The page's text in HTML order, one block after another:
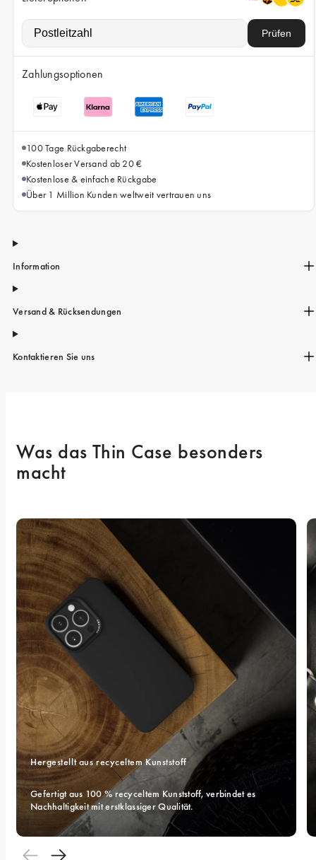
iPhone 15
iPhone 14
iPhone 13 Pro
iPhone 13
Alle Handymodelle
Prüfen
Zahlungsoptionen
100 Tage Rückgaberecht
Kostenloser Versand ab 20 €
Kostenlose & einfache Rückgabe
Über 1 Million Kunden weltweit vertrauen uns
Information
Versand & Rücksendungen
Kontaktieren Sie uns
Was das Thin Case besonders
macht
Hergestellt aus recyceltem Kunststoff
Gefertigt aus 100 % recyceltem Kunststoff, verbindet es
Nachhaltigkeit mit erstklassiger Qualität.